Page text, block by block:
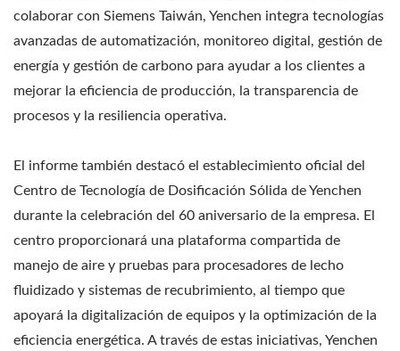
colaborar con Siemens Taiwán, Yenchen integra tecnologías
avanzadas de automatización, monitoreo digital, gestión de
energía y gestión de carbono para ayudar a los clientes a
mejorar la eficiencia de producción, la transparencia de
procesos y la resiliencia operativa.
El informe también destacó el establecimiento oficial del
Centro de Tecnología de Dosificación Sólida de Yenchen
durante la celebración del 60 aniversario de la empresa. El
centro proporcionará una plataforma compartida de
manejo de aire y pruebas para procesadores de lecho
fluidizado y sistemas de recubrimiento, al tiempo que
apoyará la digitalización de equipos y la optimización de la
eficiencia energética. A través de estas iniciativas, Yenchen